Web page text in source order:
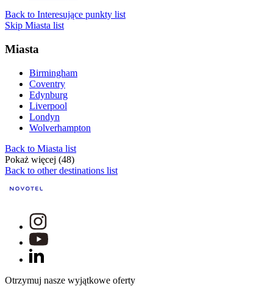
Back to Interesujące punkty list
Skip Miasta list
Miasta
Birmingham
Coventry
Edynburg
Liverpool
Londyn
Wolverhampton
Back to Miasta list
Pokaż więcej (48)
Back to other destinations list
Otrzymuj nasze wyjątkowe oferty